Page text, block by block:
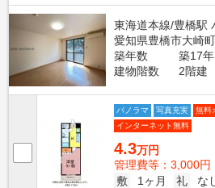
東海道本線/豊橋駅
愛知県豊橋市大崎
築年数
築17年
建物階数
2階建
パノラマ 写真充実
無料
インターネット無料
4.3万円
管理費等：3,000円
敷
1ヶ月 礼
な